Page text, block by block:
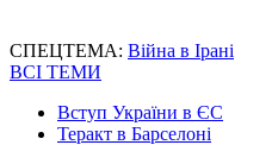
СПЕЦТЕМА: Війна в Ірані
ВСІ ТЕМИ
Вступ України в ЄС
Теракт в Барселоні